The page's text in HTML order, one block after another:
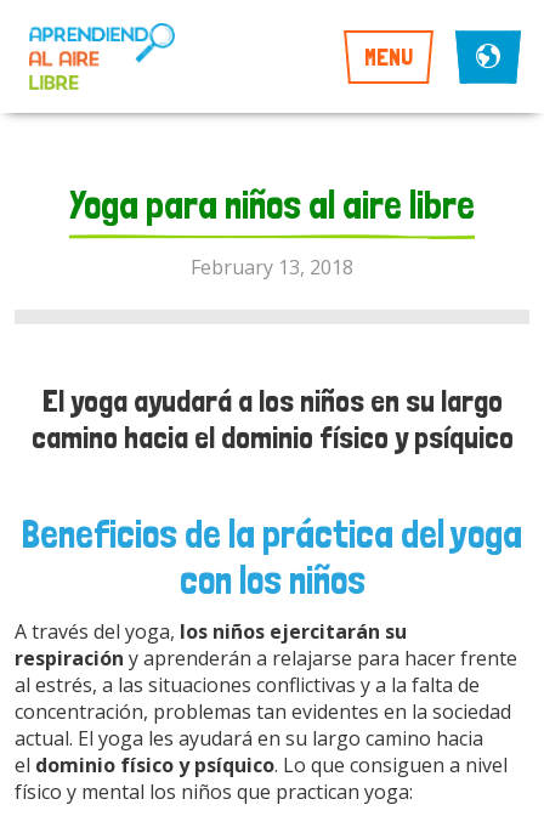
MENU
Yoga para niños al aire libre
February 13, 2018
El yoga ayudará a los niños en su largo
camino hacia el dominio físico y psíquico
Beneficios de la práctica del yoga
con los niños
A través del yoga, los niños ejercitarán su
respiración y aprenderán a relajarse para hacer frente
al estrés, a las situaciones conflictivas y a la falta de
concentración, problemas tan evidentes en la sociedad
actual. El yoga les ayudará en su largo camino hacia
el dominio físico y psíquico. Lo que consiguen a nivel
físico y mental los niños que practican yoga: